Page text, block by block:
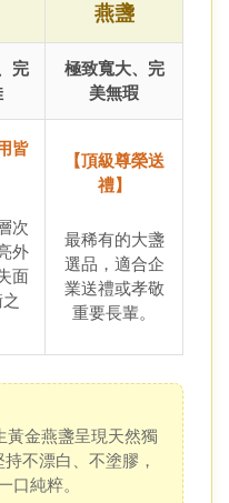
燕盞
完
極致寬大、完
美無瑕
皆
次
外
面
【頂級尊榮送
禮】
最稀有的大盞
選品，適合企
業送禮或孝敬
重要長輩。
黃金燕盞呈現天然獨
不漂白、不塗膠，
口純粹。